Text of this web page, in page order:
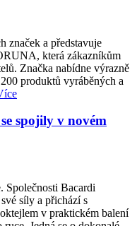
značek a představuje
která zákazníkům
Značka nabídne výrazně
produktů vyráběných a
spojily v novém
Společnosti Bacardi
síly a přichází s
v praktickém balení